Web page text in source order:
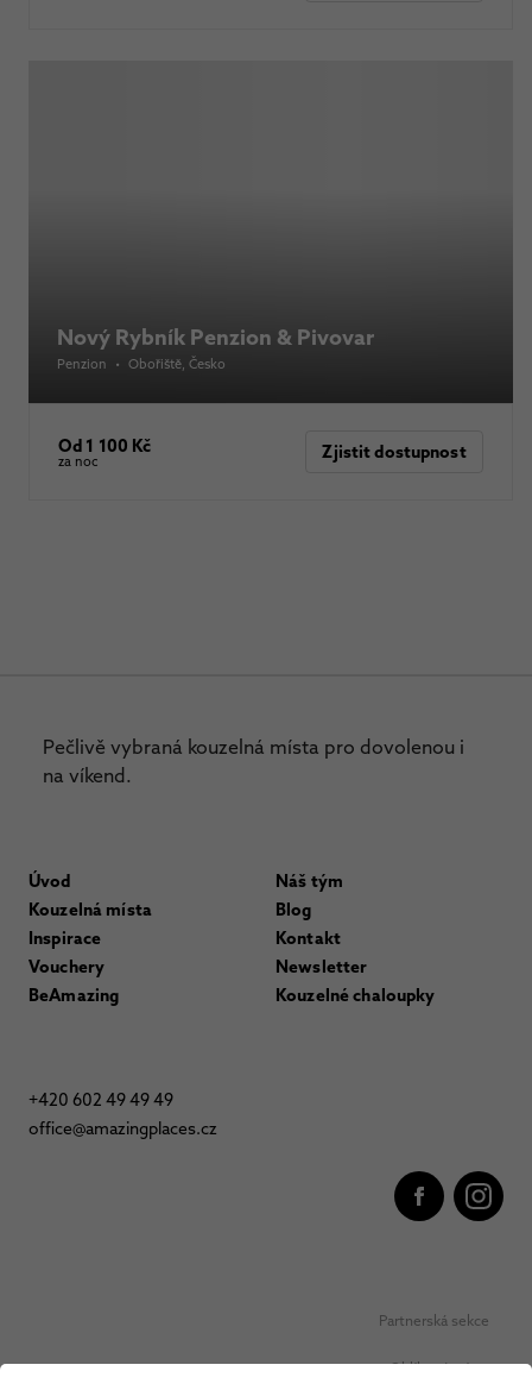
Nový Rybník Penzion & Pivovar
Penzion • Obořiště , Česko
Od 1 100 Kč
za noc Zjistit dostupnost
Pečlivě vybraná kouzelná místa pro dovolenou i
na víkend.
Úvod
Kouzelná místa
Inspirace
Vouchery
BeAmazing
Náš tým
Blog
Kontakt
Newsletter
Kouzelné chaloupky
+420 602 49 49 49
office@amazingplaces.cz
Partnerská sekce
Oblíbená místa